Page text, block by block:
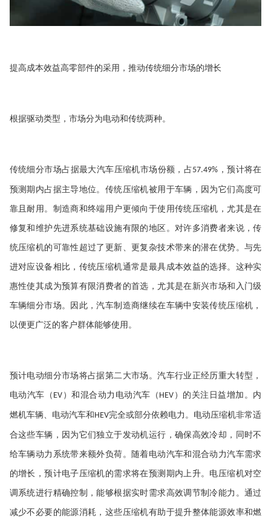
提高成本效益高零部件的采用，推动传统细分市场的增长
根据驱动类型，市场分为电动和传统两种。
传统细分市场占据最大汽车压缩机市场份额，占57.49% ，预计将在
预测期内占据主导地位。传统压缩机被用于车辆，因为它们高度可
靠且耐用。制造商和终端用户更倾向于使用传统压缩机，尤其是在
修复和维护先进系统基础设施有限的地区。对许多消费者来说，传
统压缩机的可靠性超过了更新、更复杂技术带来的潜在优势。与先
进对应设备相比，传统压缩机通常是最具成本效益的选择。这种实
惠性使其成为预算有限消费者的首选，尤其是在新兴市场和入门级
车辆细分市场。因此，汽车制造商继续在车辆中安装传统压缩机，
以便更广泛的客户群体能够使用。
预计电动细分市场将占据第二大市场。汽车行业正经历重大转型，
电动汽车（ EV ）和混合动力电动汽车（ HEV ）的关注日益增加。内
燃机车辆、电动汽车和HEV完全或部分依赖电力。电动压缩机非常适
合这些车辆，因为它们独立于发动机运行，确保高效冷却，同时不
给车辆动力系统带来额外负荷。随着电动汽车和混合动力汽车需求
的增长，预计电子压缩机的需求将在预测期内上升。电压缩机对空
调系统进行精确控制，能够根据实时需求高效调节制冷能力。通过
减少不必要的能源消耗，这些压缩机有助于提升整体能源效率和燃